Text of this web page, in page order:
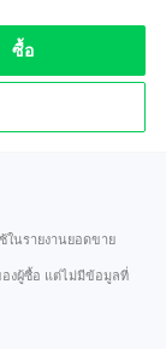
ซื้อ
ในรายงานยอดขาย
องผู้ซื้อ แต่ไม่มีข้อมูลที่